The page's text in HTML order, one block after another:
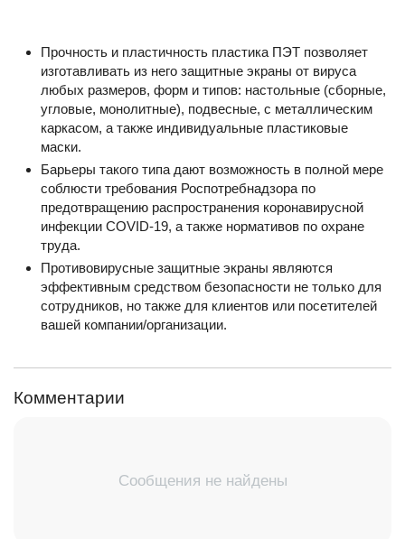
Прочность и пластичность пластика ПЭТ позволяет
изготавливать из него защитные экраны от вируса
любых размеров, форм и типов: настольные (сборные,
угловые, монолитные), подвесные, с металлическим
каркасом, а также индивидуальные пластиковые
маски.
Барьеры такого типа дают возможность в полной мере
соблюсти требования Роспотребнадзора по
предотвращению распространения коронавирусной
инфекции COVID-19, а также нормативов по охране
труда.
Противовирусные защитные экраны являются
эффективным средством безопасности не только для
сотрудников, но также для клиентов или посетителей
вашей компании/организации.
Комментарии
Сообщения не найдены